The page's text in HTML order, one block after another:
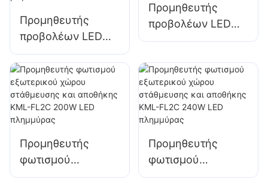
πινακίδων
Προμηθευτής
προβολέων LED
KML-FL2C 100W
για εξωτερικές
διαφημιστικές
πινακίδες και
φωτισμό μεγάλων
Προμηθευτής
προβολέων LED
KML-FL2C 150W
φωτισμό τοίχου
και χώρου
Προμηθευτής
φωτισμού
εξωτερικού χώρου
Προμηθευτής
φωτισμού
εξωτερικού χώρου